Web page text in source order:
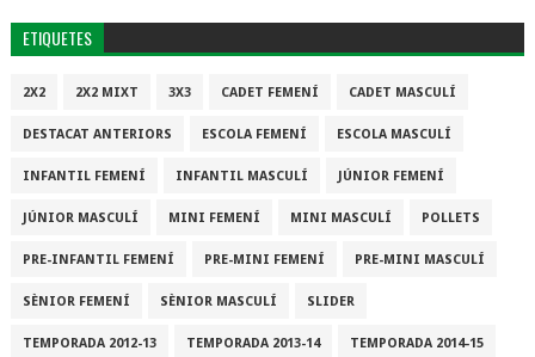
ETIQUETES
2X2 2X2 MIXT 3X3 CADET FEMENÍ CADET MASCULÍ
DESTACAT ANTERIORS ESCOLA FEMENÍ ESCOLA MASCULÍ
INFANTIL FEMENÍ INFANTIL MASCULÍ JÚNIOR FEMENÍ
JÚNIOR MASCULÍ MINI FEMENÍ MINI MASCULÍ POLLETS
PRE-INFANTIL FEMENÍ PRE-MINI FEMENÍ PRE-MINI MASCULÍ
SÈNIOR FEMENÍ SÈNIOR MASCULÍ SLIDER
TEMPORADA 2012-13 TEMPORADA 2013-14 TEMPORADA 2014-15